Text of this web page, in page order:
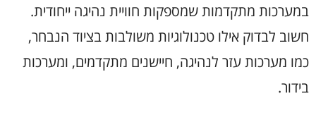
במערכות מתקדמות שמספקות חוויית נהיגה ייחודית.
חשוב לבדוק אילו טכנולוגיות משולבות בציוד הנבחר,
כמו מערכות עזר לנהיגה, חיישנים מתקדמים, ומערכות
בידור.